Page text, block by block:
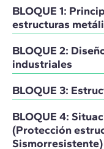
BLOQUE 1:
estructuras
BLOQUE 2:
industriales
BLOQUE 3:
BLOQUE 4:
(Protección
Sismorresistente)